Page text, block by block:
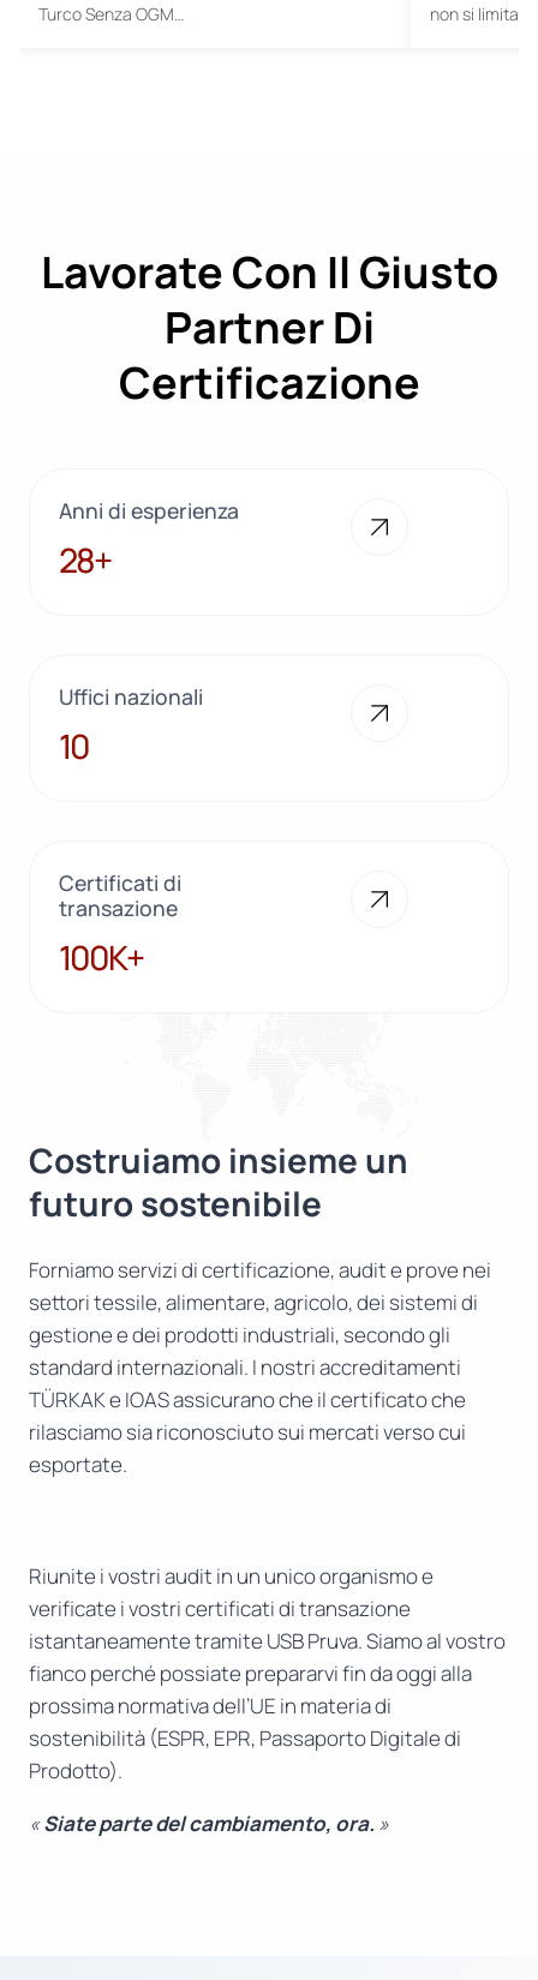
Turco Senza OGM… non si limita
Lavorate Con Il Giusto
Partner Di
Certificazione
Anni di esperienza
28+
28+
Uffici nazionali
10
10
Certificati di
transazione
100K+
100K+
Costruiamo insieme un
futuro sostenibile
Forniamo servizi di certificazione, audit e prove nei
settori tessile, alimentare, agricolo, dei sistemi di
gestione e dei prodotti industriali, secondo gli
standard internazionali. I nostri accreditamenti
TÜRKAK e IOAS assicurano che il certificato che
rilasciamo sia riconosciuto sui mercati verso cui
esportate.
Riunite i vostri audit in un unico organismo e
verificate i vostri certificati di transazione
istantaneamente tramite USB Pruva. Siamo al vostro
fianco perché possiate prepararvi fin da oggi alla
prossima normativa dell’UE in materia di
sostenibilità (ESPR, EPR, Passaporto Digitale di
Prodotto).
«Siate parte del cambiamento, ora. »